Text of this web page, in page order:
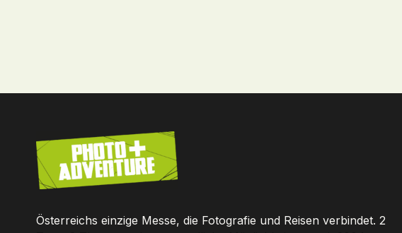
Österreichs einzige Messe, die Fotografie und Reisen verbindet. 2